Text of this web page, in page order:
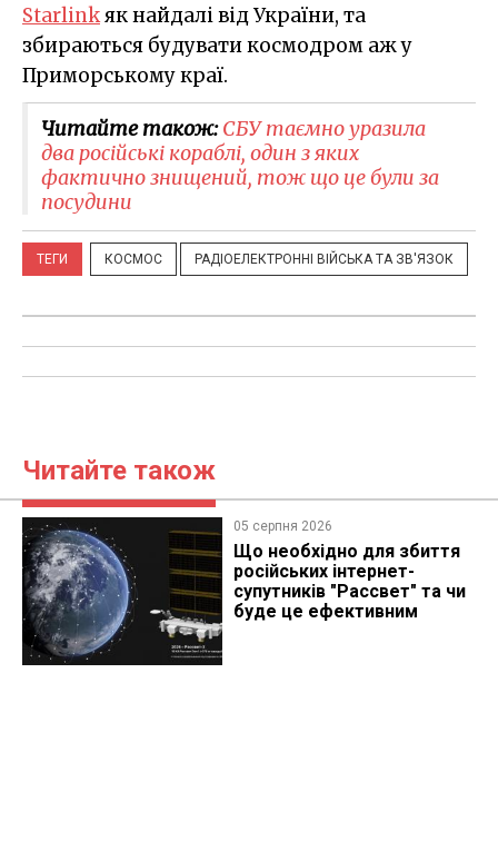
Starlinkяк найдалі від України, та
збираються будувати космодром аж у
Приморському краї.
Читайте також:СБУ таємно уразила
два російські кораблі, один з яких
фактично знищений, тож що це були за
посудини
ТЕГИ КОСМОС РАДІОЕЛЕКТРОННІ ВІЙСЬКА ТА ЗВ'ЯЗОК
Читайте також
05 серпня 2026
Що необхідно для збиття
російських інтернет-
супутників "Рассвет" та чи
буде це ефективним